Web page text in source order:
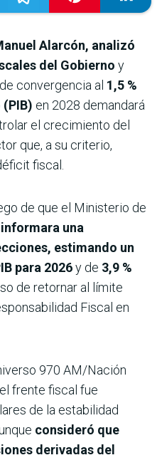
Alarcón, analizó
del Gobierno y
convergencia al 1,5 %
en 2028 demandará
el crecimiento del
que, a su criterio,
fiscal.
de que el Ministerio de
una
estimando un
para 2026y de 3,9 %
de retornar al límite
Fiscal en
970 AM/Nación
frente fiscal fue
de la estabilidad
consideró que
derivadas del